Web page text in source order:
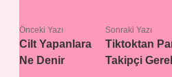
Önceki Yazı
Cilt Yapanlara
Ne Denir
Sonraki Yazı
Tiktoktan
Takipçi